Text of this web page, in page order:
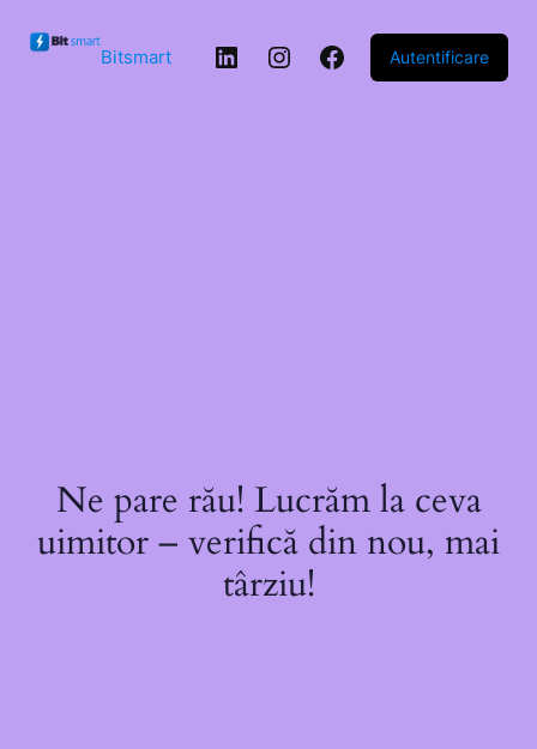
conținut
Bitsmart LinkedInInstagram
Facebook
Autentificare
Ne pare rău! Lucrăm la ceva
uimitor – verifică din nou, mai
târziu!